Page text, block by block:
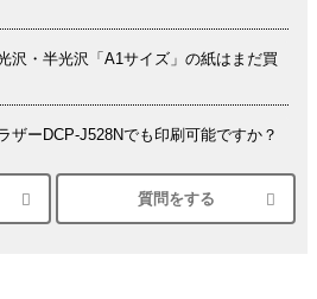
沢・半光沢「A1サイズ」の紙はまだ買
ザーDCP-J528Nでも印刷可能ですか？
EP-30VAで印刷するときの設定
質問をする